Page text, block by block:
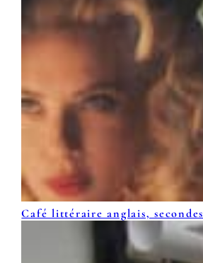
Café littéraire anglais, secondes